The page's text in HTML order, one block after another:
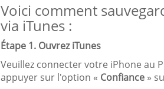
Voici comment
via iTunes :
Étape 1. Ouvrez iTunes
Veuillez connecter votre iPhone au
appuyer sur l'option « Confiance »